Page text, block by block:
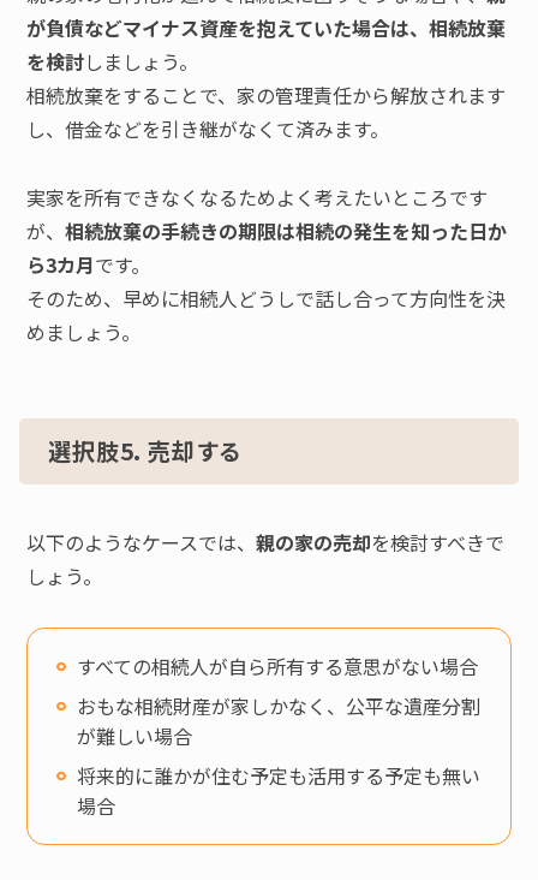
が負債などマイナス資産を抱えていた場合は、相続放棄
を検討しましょう。
相続放棄をすることで、家の管理責任から解放されます
し、借金などを引き継がなくて済みます。
実家を所有できなくなるためよく考えたいところです
が、相続放棄の手続きの期限は相続の発生を知った日か
ら3カ月です。
そのため、早めに相続人どうしで話し合って方向性を決
めましょう。
選択肢5. 売却する
以下のようなケースでは、親の家の売却を検討すべきで
しょう。
すべての相続人が自ら所有する意思がない場合
おもな相続財産が家しかなく、公平な遺産分割
が難しい場合
将来的に誰かが住む予定も活用する予定も無い
場合